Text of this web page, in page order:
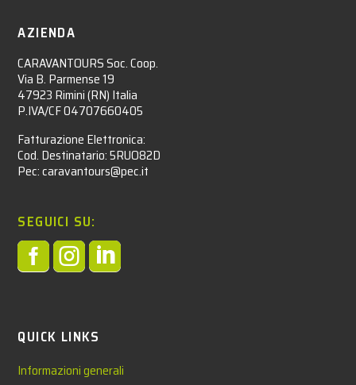
AZIENDA
CARAVANTOURS Soc. Coop.
Via B. Parmense 19
47923 Rimini (RN) Italia
P.IVA/CF 04707660405
Fatturazione Elettronica:
Cod. Destinatario: 5RUO82D
Pec: caravantours@pec.it
SEGUICI SU:

QUICK LINKS
Informazioni generali